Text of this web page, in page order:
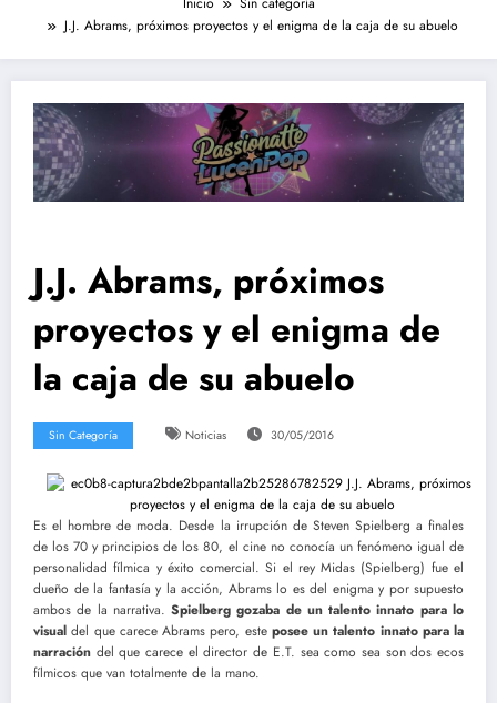
J.J. Abrams, próximos proyectos y el enigma de la caja de su abuelo
J.J. Abrams, próximos
proyectos y el enigma de
la caja de su abuelo
Sin Categoría Noticias 30/05/2016
Es el hombre de moda. Desde la irrupción de Steven Spielberg a finales
de los 70 y principios de los 80, el cine no conocía un fenómeno igual de
personalidad fílmica y éxito comercial. Si el rey Midas (Spielberg) fue el
dueño de la fantasía y la acción, Abrams lo es del enigma y por supuesto
ambos de la narrativa.Spielberg gozaba de un talento innato para lo
visual del que carece Abrams pero, este posee un talento innato para la
narración del que carece el director de E.T. sea como sea son dos ecos
fílmicos que van totalmente de la mano.